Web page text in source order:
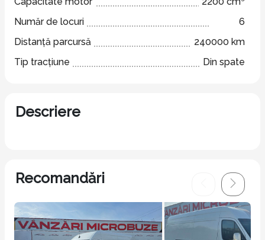
Număr de locuri
6
Distanță parcursă
240000 km
Tip tracțiune
Din spate
Descriere
Recomandări